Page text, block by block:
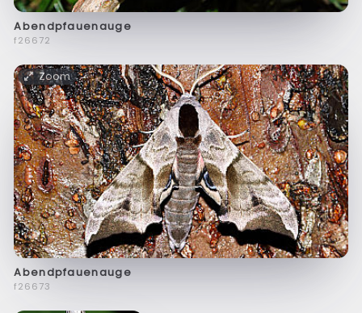
Abendpfauenauge
f26672
Zoom
Abendpfauenauge
f26673